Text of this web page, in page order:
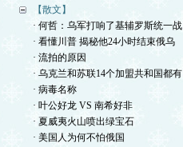
【散文】
· 何哲：乌军打响了基辅罗斯统一战
· 看懂川普 揭秘他24小时结束俄乌
· 流拍的原因
· 乌克兰和苏联14个加盟共和国都有
· 病毒名称
· 叶公好龙 VS 南希好非
· 夏威夷火山喷出绿宝石
· 美国人为何不怕俄国